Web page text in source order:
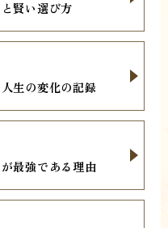
賢い選び方
生の変化の記録
最強である理由